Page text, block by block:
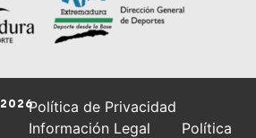
2026Política de Privacidad
Información Legal
Política